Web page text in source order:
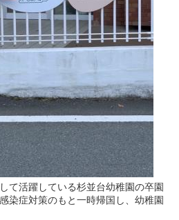
て活躍している杉並台幼稚園の卒園
染症対策のもと一時帰国し、幼稚園